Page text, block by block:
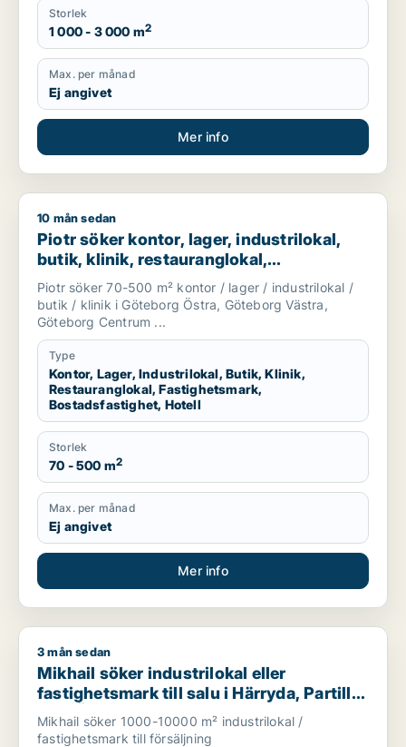
Storlek
1 000 - 3 000 m2
Max. per månad
Ej angivet
Mer info
Piotr söker kontor, lager, industrilokal, butik, klinik,
10 mån sedan
Piotr söker kontor, lager, industrilokal,
butik, klinik, restauranglokal,
fastighetsmark, bostadsfastighet eller
hotell till salu i Göteborg
Piotr söker 70-500 m² kontor / lager / industrilokal /
butik / klinik i Göteborg Östra, Göteborg Västra,
Göteborg Centrum ...
Type
Kontor, Lager, Industrilokal, Butik, Klinik,
Restauranglokal, Fastighetsmark,
Bostadsfastighet, Hotell
Storlek
70 - 500 m2
Max. per månad
Ej angivet
Mer info
Mikhail söker industrilokal eller fastighetsmark till salu i
3 mån sedan
Mikhail söker industrilokal eller
fastighetsmark till salu i Härryda, Partille
eller Öckerö m.fl.
Mikhail söker 1000-10000 m² industrilokal /
fastighetsmark till försäljning